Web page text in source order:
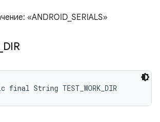
«ANDROID_SERIALS»
DIR
String TEST_WORK_DIR